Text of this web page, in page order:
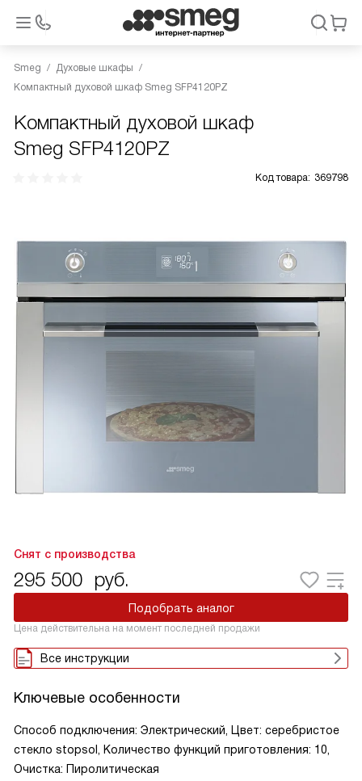
Smeg
Духовые шкафы
Компактный духовой шкаф Smeg SFP4120PZ
Компактный духовой шкаф
Smeg SFP4120PZ
Код товара: 369798
Снят с производства
295 500 руб.
Подобрать аналог
Цена действительна на момент последней продажи
Все инструкции
Ключевые особенности
Способ подключения: Электрический, Цвет: серебристое
стекло stopsol, Количество функций приготовления: 10,
Очистка: Пиролитическая